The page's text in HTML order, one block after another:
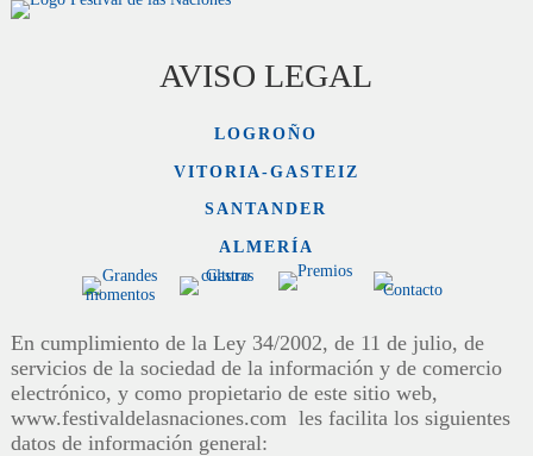
AVISO LEGAL
LOGROÑO
VITORIA-GASTEIZ
SANTANDER
ALMERÍA
En cumplimiento de la Ley 34/2002, de 11 de julio, de
servicios de la sociedad de la información y de comercio
electrónico, y como propietario de este sitio web,
www.festivaldelasnaciones.com les facilita los siguientes
datos de información general: